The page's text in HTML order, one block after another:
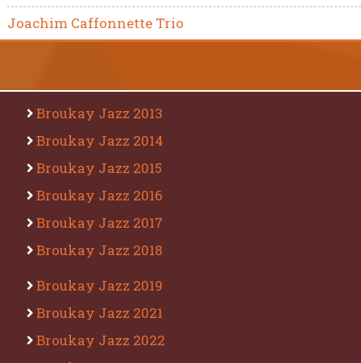
Joachim Caffonnette Trio
Broukay Jazz 2013
Broukay Jazz 2014
Broukay Jazz 2015
Broukay Jazz 2016
Broukay Jazz 2017
Broukay Jazz 2018
Broukay Jazz 2019
Broukay Jazz 2021
Broukay Jazz 2022